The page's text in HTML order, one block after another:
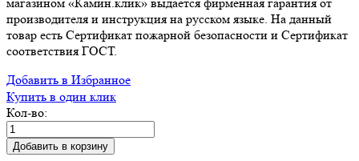
производителя и инструкция на русском языке. На данный
товар есть Сертификат пожарной безопасности и Сертификат
соответствия ГОСТ.
Добавить в Избранное
Купить в один клик
Кол-во:
Добавить в корзину